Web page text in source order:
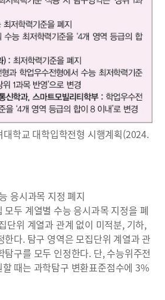
학교 대학입학전형 시행계획(2024.
응시과목 지정 폐지
모두 계열별 수능 응시과목 지정을 폐
단위 계열과 관계 없이 미적분, 기하,
다. 탐구 영역은 모집단위 계열과 관
탐구를 모두 인정한다. 단, 수능위주전
때는 과학탐구 변환표준점수에 3%